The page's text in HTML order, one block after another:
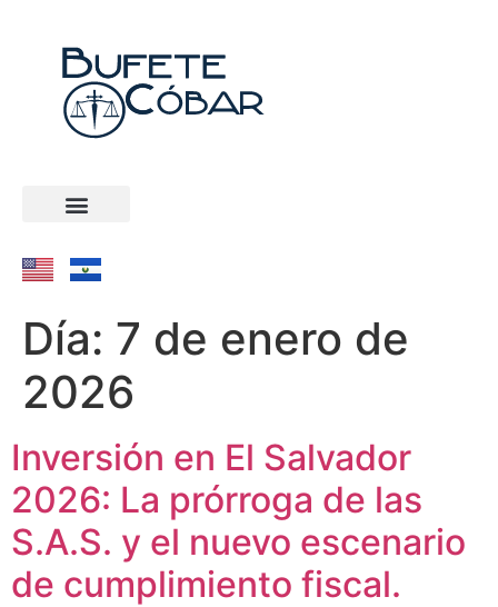
Día: 7 de enero de
2026
Inversión en El Salvador
2026: La prórroga de las
S.A.S. y el nuevo escenario
de cumplimiento fiscal.